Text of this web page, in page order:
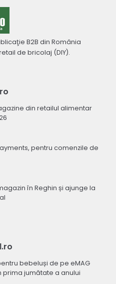
B2B din România
de bricolaj (DIY).
din retailul alimentar
pentru comenzile de
în Reghin și ajunge la
bebeluși de pe eMAG
prima jumătate a anului